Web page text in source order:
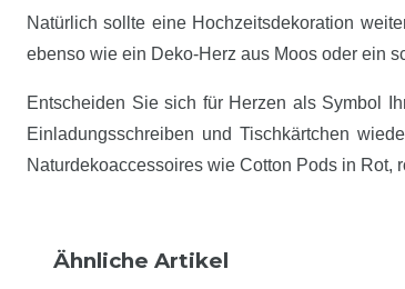
Natürlich sollte eine Hochzeitsdekoration
ebenso wie ein Deko-Herz aus Moos oder ein
Entscheiden Sie sich für Herzen als Symbol
Einladungsschreiben und Tischkärtchen
Naturdekoaccessoires wie Cotton Pods in Rot,
Ähnliche Artikel